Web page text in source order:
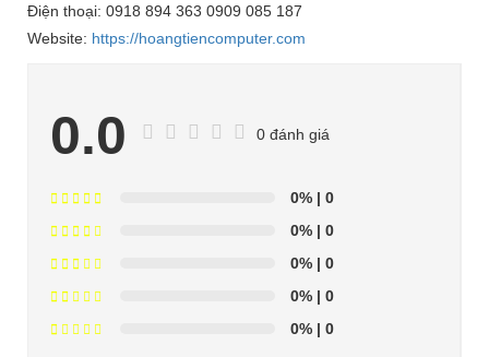
Điện thoại: 0918 894 363 0909 085 187
Website: https://hoangtiencomputer.com
0.0 0 đánh giá
0% | 0
0% | 0
0% | 0
0% | 0
0% | 0